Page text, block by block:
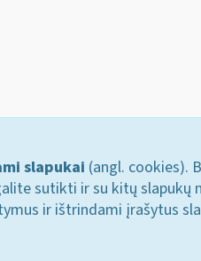
slapukai (angl. cookies).
sutikti ir su kitų
ir ištrindami įrašytus